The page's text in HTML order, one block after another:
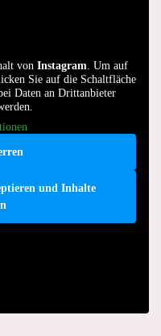
von Instagram. Um auf
Sie auf die Schaltfläche
Daten an Drittanbieter
und Inhalte